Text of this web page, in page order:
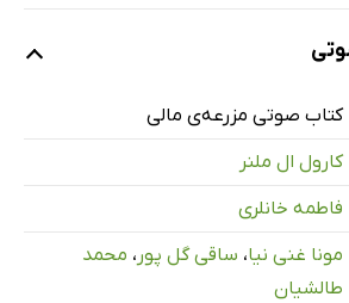
کتاب صوتی مزرعه‌ی مالی
کارول ال ملنر
فاطمه خانلری
مونا غنی نیا، ساقی گل پور ، محمد
طالشیان